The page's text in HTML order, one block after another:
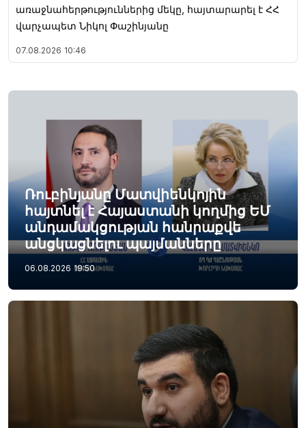
առաջնահերթություններից մեկը, հայտարարել է ՀՀ
վարչապետ Նիկոլ Փաշինյանը
07.08.2026 10:46
Ռուբինյանը Մատվիենկոյին
հայտնել է Հայաստանի կողմից ԵՄ
անդամակցության հանրաքվե
անցկացնելու պայմանները
06.08.2026 19:50